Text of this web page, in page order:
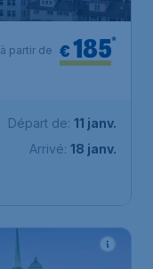
€185*
à partir de
Départ de: 11 janv.
Arrivé: 18 janv.